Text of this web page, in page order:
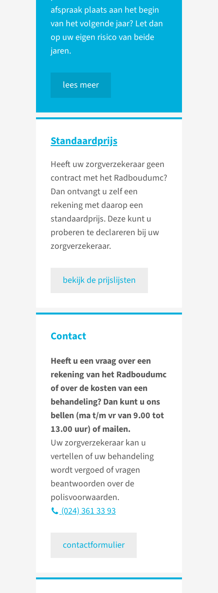
afspraak plaats aan het begin
van het volgende jaar? Let dan
op uw eigen risico van beide
jaren.
lees meer
Standaardprijs
Heeft uw zorgverzekeraar geen
contract met het Radboudumc?
Dan ontvangt u zelf een
rekening met daarop een
standaardprijs. Deze kunt u
proberen te declareren bij uw
zorgverzekeraar.
bekijk de prijslijsten
Contact
Heeft u een vraag over een
rekening van het Radboudumc
of over de kosten van een
behandeling? Dan kunt u ons
bellen (ma t/m vr van 9.00 tot
13.00 uur) of mailen.
Uw zorgverzekeraar kan u
vertellen of uw behandeling
wordt vergoed of vragen
beantwoorden over de
polisvoorwaarden.
(024) 361 33 93
contactformulier